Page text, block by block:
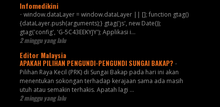
Infomedikini
- window.dataLayer = window.dataLayer || []; function gtag()
{dataLayer.push(arguments);} gtag('js', new Date());
gtag('config', 'G-5C43EEKYJY'); Applikasi i...
2 minggu yang lalu
Editor Malaysia
APAKAH PILIHAN PENGUNDI-PENGUNDI SUNGAI BAKAP? -
Pilihan Raya Kecil (PRK) di Sungai Bakap pada hari ini akan
menentukan sokongan terhadap kerajaan sama ada masih
utuh atau semakin terhakis. Apatah lagi ...
2 minggu yang lalu